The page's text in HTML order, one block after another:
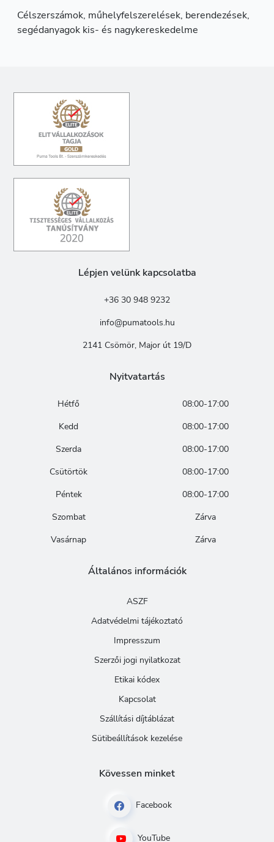
Célszerszámok, műhelyfelszerelések, berendezések,
segédanyagok kis- és nagykereskedelme
Lépjen velünk kapcsolatba
+36 30 948 9232
info@pumatools.hu
2141 Csömör, Major út 19/D
Nyitvatartás
Hétfő
08:00-17:00
Kedd
08:00-17:00
Szerda
08:00-17:00
Csütörtök
08:00-17:00
Péntek
08:00-17:00
Szombat
Zárva
Vasárnap
Zárva
Általános információk
ASZF
Adatvédelmi tájékoztató
Impresszum
Szerzői jogi nyilatkozat
Etikai kódex
Kapcsolat
Szállítási díjtáblázat
Sütibeállítások kezelése
Kövessen minket
Facebook
YouTube